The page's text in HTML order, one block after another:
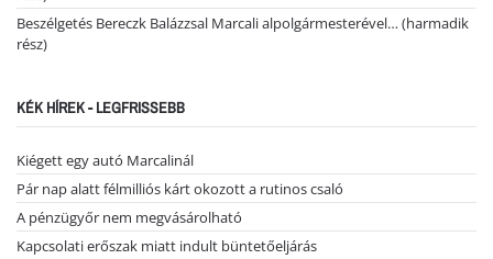
Beszélgetés Bereczk Balázzsal Marcali alpolgármesterével… (harmadik
rész)
KÉK HÍREK - LEGFRISSEBB
Kiégett egy autó Marcalinál
Pár nap alatt félmilliós kárt okozott a rutinos csaló
A pénzügyőr nem megvásárolható
Kapcsolati erőszak miatt indult büntetőeljárás